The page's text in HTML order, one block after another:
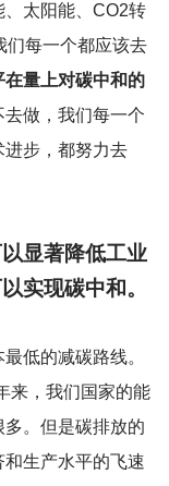
太阳能、CO2转
们每一个都应该去
量上对碳中和的
做，我们每一个
进步，都努力去
显著降低工业
实现碳中和。
低的减碳路线。
来，我们国家的能
。但是碳排放的
生产水平的飞速